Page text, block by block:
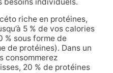
riche en protéines,
5 % de vos calories
% sous forme de
de protéines). Dans un
consommerez
20 % de protéines